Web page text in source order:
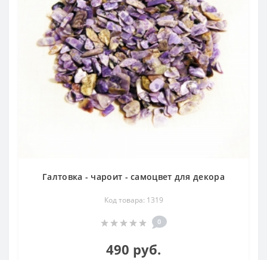
Галтовка - чароит - самоцвет для декора
Код товара: 1319
0
490 руб.